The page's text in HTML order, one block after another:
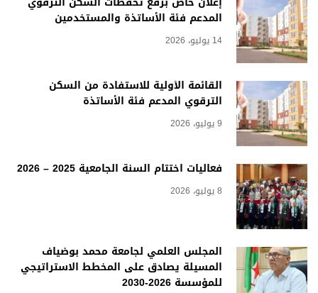
المدعم فئة الأساتذة والمستخدمين
14 يوليو، 2026
القائمة الأولية للاستفادة من السكن
الترقوي المدعم فئة الأساتذة
9 يوليو، 2026
فعاليات اختتام السنة الجامعية 2025 – 2026
8 يوليو، 2026
المجلس العلمي لجامعة محمد بوضياف
المسيلة يصادق على المخطط الاستراتيجي
للمؤسسة 2026-2030